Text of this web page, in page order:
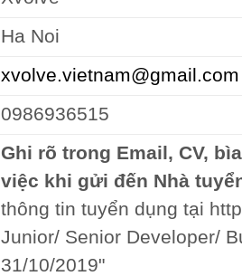
Ha Noi
xvolve.vietnam@gmail.com
0986936515
Ghi rõ trong Email, CV,
việc khi gửi đến Nhà
thông tin tuyển dụng tại
Junior/ Senior Developer/
31/10/2019"